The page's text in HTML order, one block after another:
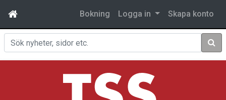
Bokning Logga in Skapa konto
Sök